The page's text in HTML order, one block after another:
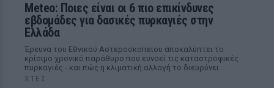
Meteo: Ποιες είναι οι 6 πιο επικίνδυνες
εβδομάδες για δασικές πυρκαγιές στην
Ελλάδα
Έρευνα του Εθνικού Αστεροσκοπείου αποκαλύπτει το
κρίσιμο χρονικό παράθυρο που ευνοεί τις καταστροφικές
πυρκαγιές - και πώς η κλιματική αλλαγή το διευρύνει.
ΧΤΕΣ